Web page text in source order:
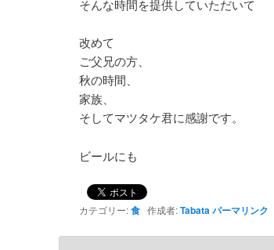
そんな時間を提供していただいて
改めて
ご父兄の方、
秋の時間、
家族、
そしてマツタケ君に感謝です。
ビールにも
カテゴリー:食作成者:Tabataパーマリンク